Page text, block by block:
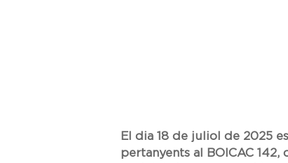
El dia 18 de juliol de 2025
pertanyents al BOICAC